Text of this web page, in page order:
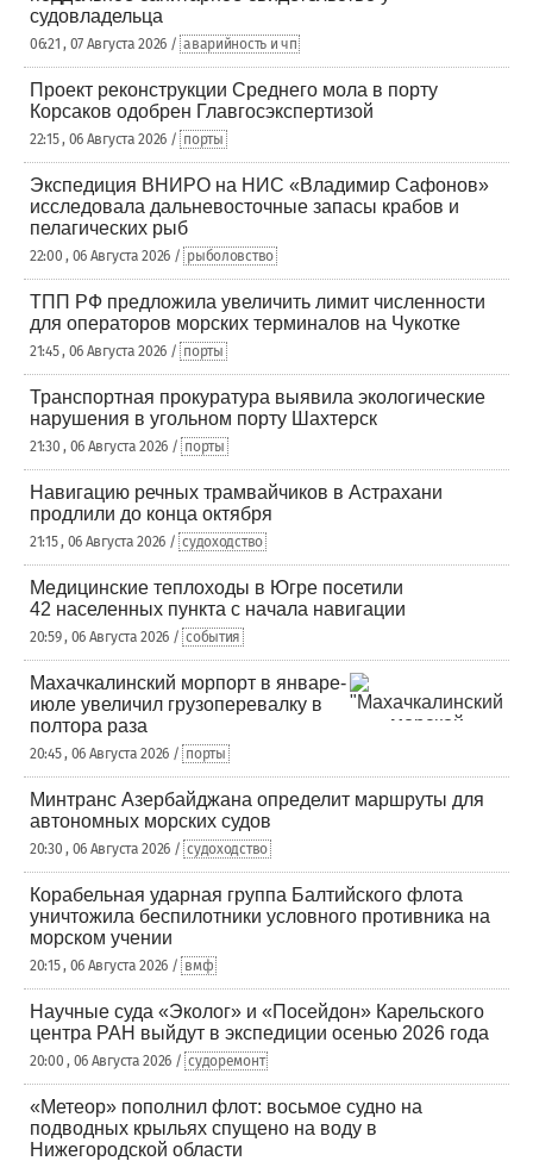
судовладельца
06:21 , 07 Августа 2026 / аварийность и чп
Проект реконструкции Среднего мола в порту
Корсаков одобрен Главгосэкспертизой
22:15 , 06 Августа 2026 / порты
Экспедиция ВНИРО на НИС «Владимир Сафонов»
исследовала дальневосточные запасы крабов и
пелагических рыб
22:00 , 06 Августа 2026 / рыболовство
ТПП РФ предложила увеличить лимит численности
для операторов морских терминалов на Чукотке
21:45 , 06 Августа 2026 / порты
Транспортная прокуратура выявила экологические
нарушения в угольном порту Шахтерск
21:30 , 06 Августа 2026 / порты
Навигацию речных трамвайчиков в Астрахани
продлили до конца октября
21:15 , 06 Августа 2026 / судоходство
Медицинские теплоходы в Югре посетили
42 населенных пункта с начала навигации
20:59 , 06 Августа 2026 / события
Махачкалинский морпорт в январе-
июле увеличил грузоперевалку в
полтора раза
20:45 , 06 Августа 2026 / порты
Минтранс Азербайджана определит маршруты для
автономных морских судов
20:30 , 06 Августа 2026 / судоходство
Корабельная ударная группа Балтийского флота
уничтожила беспилотники условного противника на
морском учении
20:15 , 06 Августа 2026 / вмф
Научные суда «Эколог» и «Посейдон» Карельского
центра РАН выйдут в экспедиции осенью 2026 года
20:00 , 06 Августа 2026 / судоремонт
«Метеор» пополнил флот: восьмое судно на
подводных крыльях спущено на воду в
Нижегородской области